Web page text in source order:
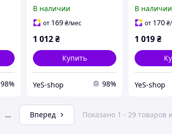
98%
Красные
В наличии
от 169₴/мес
1 012₴
Купить
YeS-shop 98%
Синие
В наличии
от 170₴
1 019₴
YeS-shop
... Вперед Показано 1 - 29 товаров